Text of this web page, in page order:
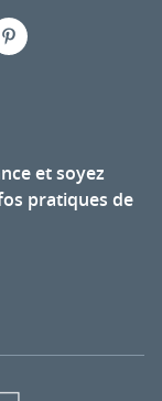
et soyez
pratiques de